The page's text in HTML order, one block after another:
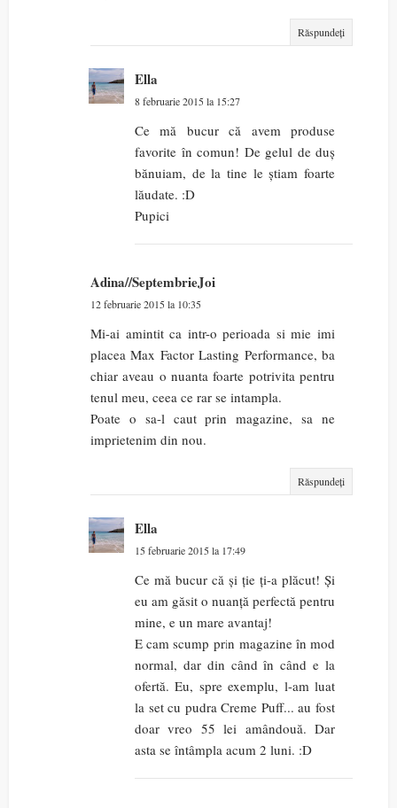
Răspundeți
Ella
8 februarie 2015 la 15:27
Ce mă bucur că avem produse
favorite în comun! De gelul de duș
bănuiam, de la tine le știam foarte
lăudate. :D
Pupici
Adina//SeptembrieJoi
12 februarie 2015 la 10:35
Mi-ai amintit ca intr-o perioada si mie imi
placea Max Factor Lasting Performance, ba
chiar aveau o nuanta foarte potrivita pentru
tenul meu, ceea ce rar se intampla.
Poate o sa-l caut prin magazine, sa ne
imprietenim din nou.
Răspundeți
Ella
15 februarie 2015 la 17:49
Ce mă bucur că și ție ți-a plăcut! Și
eu am găsit o nuanță perfectă pentru
mine, e un mare avantaj!
E cam scump prin magazine în mod
normal, dar din când în când e la
ofertă. Eu, spre exemplu, l-am luat
la set cu pudra Creme Puff... au fost
doar vreo 55 lei amândouă. Dar
asta se întâmpla acum 2 luni. :D